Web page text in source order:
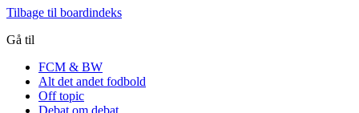
Tilbage til boardindeks
Gå til
FCM & BW
Alt det andet fodbold
Off topic